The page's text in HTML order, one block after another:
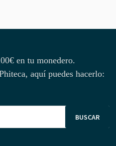
€ en tu monedero.
aquí puedes hacerlo: